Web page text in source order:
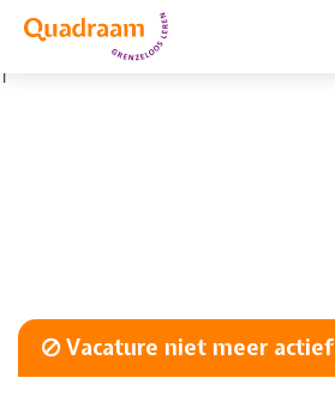
|
Vacature niet meer actief